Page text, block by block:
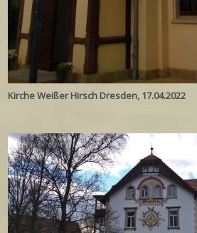
Kirche Weißer Hirsch Dresden, 17.04.2022